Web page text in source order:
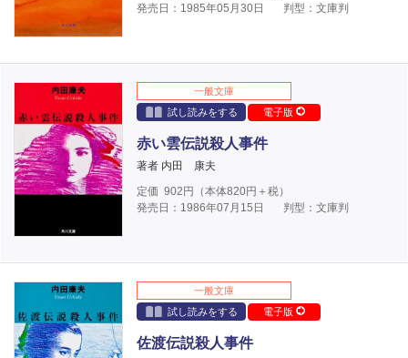
発売日：1985年05月30日
判型：文庫判
一般文庫
試し読みをする
電子版
赤い雲伝説殺人事件
著者 内田 康夫
定価 902 円（本体820円＋税）
発売日：1986年07月15日
判型：文庫判
一般文庫
試し読みをする
電子版
佐渡伝説殺人事件